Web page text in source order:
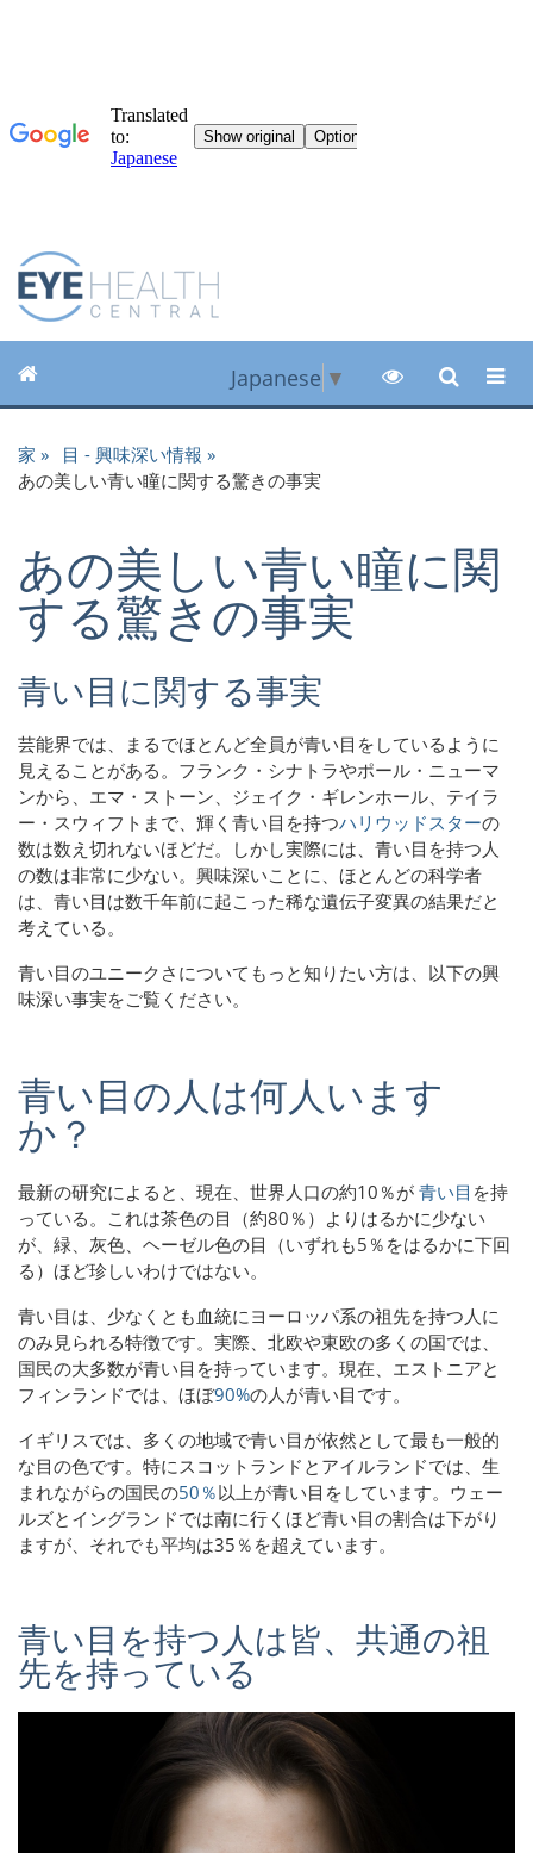
Japanese ▼
家
目 - 興味深い情報
あの美しい青い瞳に関する驚きの事実
あの美しい青い瞳に関
する驚きの事実
青い目に関する事実
芸能界では、まるでほとんど全員が青い目をしているように
見えることがある。フランク・シナトラやポール・ニューマ
ンから、エマ・ストーン、ジェイク・ギレンホール、テイラ
ー・スウィフトまで、輝く青い目を持つハリウッドスターの
数は数え切れないほどだ。しかし実際には、青い目を持つ人
の数は非常に少ない。興味深いことに、ほとんどの科学者
は、青い目は数千年前に起こった稀な遺伝子変異の結果だと
考えている。
青い目のユニークさについてもっと知りたい方は、以下の興
味深い事実をご覧ください。
青い目の人は何人います
か？
最新の研究によると、現在、世界人口の約10％が 青い目 を持
っている。これは茶色の目（約80％）よりはるかに少ない
が、緑、灰色、ヘーゼル色の目（いずれも5％をはるかに下回
る）ほど珍しいわけではない。
青い目は、少なくとも血統にヨーロッパ系の祖先を持つ人に
のみ見られる特徴です。実際、北欧や東欧の多くの国では、
国民の大多数が青い目を持っています。現在、エストニアと
フィンランドでは、ほぼ90%の人が青い目です。
イギリスでは、多くの地域で青い目が依然として最も一般的
な目の色です。特にスコットランドとアイルランドでは、生
まれながらの国民の50％以上が青い目をしています。ウェー
ルズとイングランドでは南に行くほど青い目の割合は下がり
ますが、それでも平均は35％を超えています。
青い目を持つ人は皆、共通の祖
先を持っている